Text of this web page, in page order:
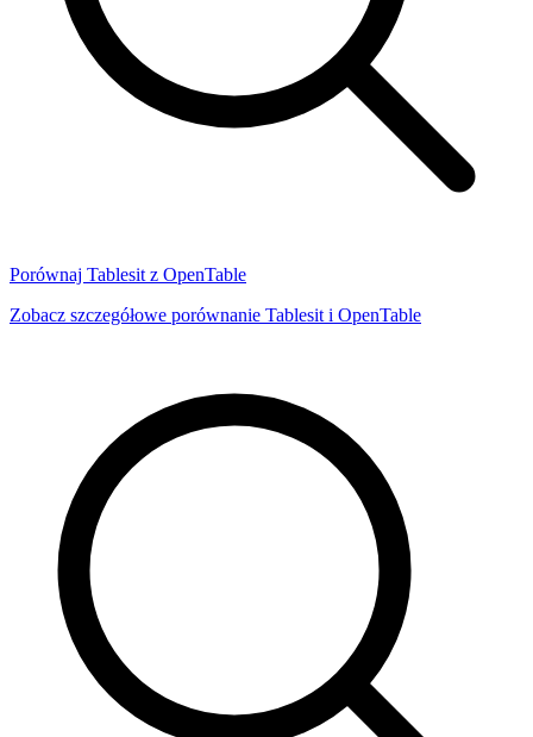
Porównaj Tablesit z OpenTable
Zobacz szczegółowe porównanie Tablesit i OpenTable